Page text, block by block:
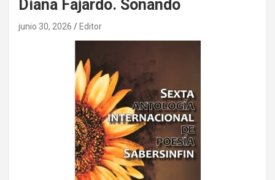
Diana Fajardo. Soñando
junio 30, 2026 Editor